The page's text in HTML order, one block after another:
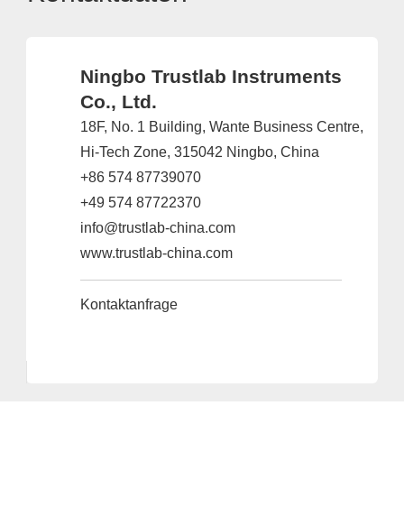
Ningbo Trustlab Instruments
Co., Ltd.
18F, No. 1 Building, Wante Business Centre,
Hi-Tech Zone, 315042 Ningbo, China
+86 574 87739070
+49 574 87722370
info@trustlab-china.com
www.trustlab-china.com
Kontaktanfrage